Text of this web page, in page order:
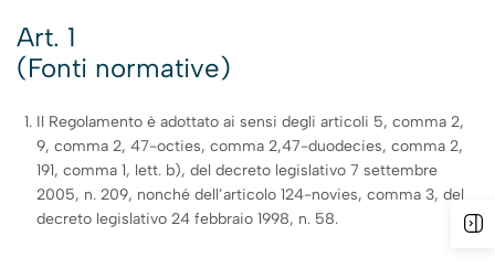
Art. 1
(Fonti normative)
Il Regolamento è adottato ai sensi degli articoli 5, comma 2,
9, comma 2, 47-octies, comma 2,47-duodecies, comma 2,
191, comma 1, lett. b), del decreto legislativo 7 settembre
2005, n. 209, nonché dell’articolo 124-novies, comma 3, del
decreto legislativo 24 febbraio 1998, n. 58.